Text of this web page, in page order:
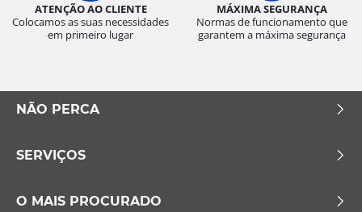
ATENÇÃO AO CLIENTE
Colocamos as suas necessidades
em primeiro lugar
MÁXIMA SEGURANÇA
Normas de funcionamento que
garantem a máxima segurança
NÃO PERCA
SERVIÇOS
O MAIS PROCURADO